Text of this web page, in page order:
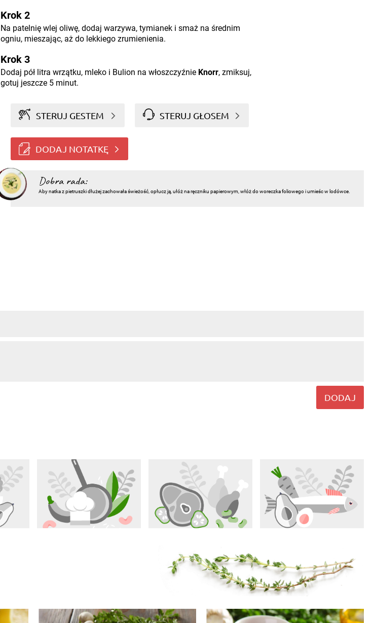
Krok 2
Na patelnię wlej oliwę, dodaj warzywa, tymianek i smaż na średnim
ogniu, mieszając, aż do lekkiego zrumienienia.
Krok 3
Dodaj pół litra wrzątku, mleko i Bulion na włoszczyźnie Knorr, zmiksuj,
gotuj jeszcze 5 minut.
STERUJ GESTEM STERUJ GŁOSEM
DODAJ NOTATKĘ
Dobra rada:
Aby natka z pietruszki dłużej zachowała świeżość, opłucz ją, ułóż na ręczniku papierowym, włóż do woreczka foliowego i umieśc w lodówce.
DODAJ